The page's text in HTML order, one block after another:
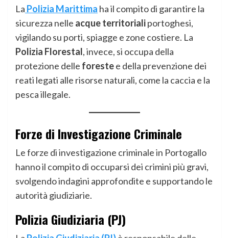
La Polizia Marittima ha il compito di garantire la
sicurezza nelle acque territorialiportoghesi,
vigilando su porti, spiagge e zone costiere. La
Polizia Florestal, invece, si occupa della
protezione delle forestee della prevenzione dei
reati legati alle risorse naturali, come la caccia e la
pesca illegale.
Forze di Investigazione Criminale
Le forze di investigazione criminale in Portogallo
hanno il compito di occuparsi dei crimini più gravi,
svolgendo indagini approfondite e supportando le
autorità giudiziarie.
Polizia Giudiziaria (PJ)